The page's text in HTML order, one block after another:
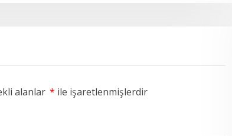
alanlar * ile işaretlenmişlerdir